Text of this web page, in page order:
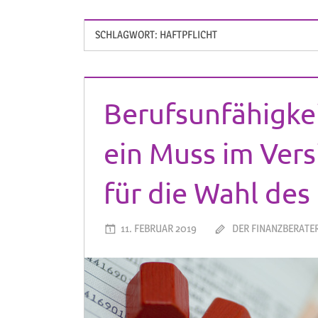
SCHLAGWORT: HAFTPFLICHT
ein Muss im
für die Wahl
11. FEBRUAR 2019 DER